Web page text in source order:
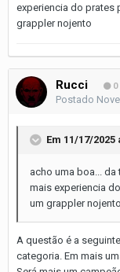
experiencia do prates
grappler nojento
Rucci 0
Postado
Em 11/17/2025
acho uma boa...
mais experiencia
um grappler nojento
A questão é a
categoria. Em mais